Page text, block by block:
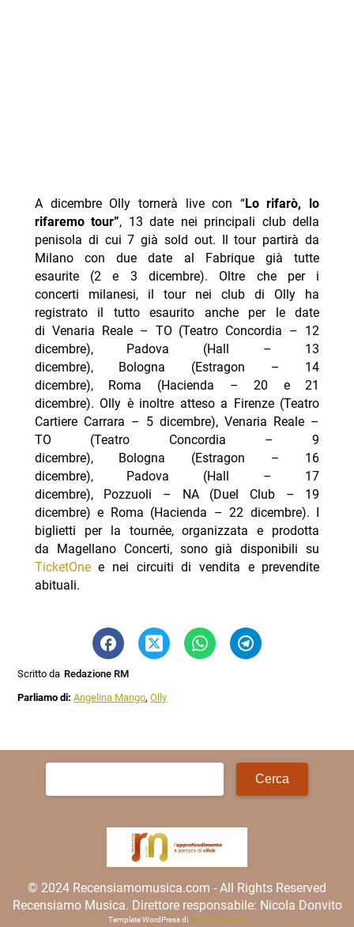
A dicembre Olly tornerà live con “Lo rifarò, lo
rifaremo tour”, 13 date nei principali club della
penisola di cui 7 già sold out. Il tour partirà da
Milano con due date al Fabrique già tutte
esaurite (2 e 3 dicembre). Oltre che per i
concerti milanesi, il tour nei club di Olly ha
registrato il tutto esaurito anche per le date
di Venaria Reale – TO (Teatro Concordia – 12
dicembre), Padova (Hall – 13
dicembre), Bologna (Estragon – 14
dicembre), Roma (Hacienda – 20 e 21
dicembre). Olly è inoltre atteso a Firenze (Teatro
Cartiere Carrara – 5 dicembre), Venaria Reale –
TO (Teatro Concordia – 9
dicembre), Bologna (Estragon – 16
dicembre), Padova (Hall – 17
dicembre), Pozzuoli – NA (Duel Club – 19
dicembre) e Roma (Hacienda – 22 dicembre). I
biglietti per la tournée, organizzata e prodotta
da Magellano Concerti, sono già disponibili su
TicketOnee nei circuiti di vendita e prevendite
abituali.
Scritto da Redazione RM
Parliamo di:Angelina Mango,Olly
Ricerca
© 2024 Recensiamomusica.com - All Rights Reserved
Recensiamo Musica. Direttore responsabile: Nicola Donvito
Template WordPress di Matteo Morreale